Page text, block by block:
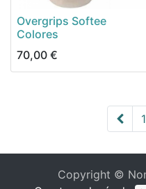
Overgrips Softee
Colores
70,00 €
1
Copyright ©